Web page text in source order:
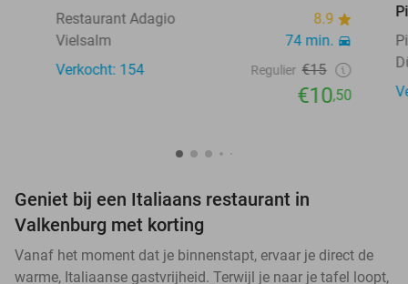
Restaurant Adagio
8.9
Vielsalm
74 min.
Verkocht: 154
Regulier €15
€10,50
Geniet bij een Italiaans restaurant in
Valkenburg met korting
Vanaf het moment dat je binnenstapt, ervaar je direct de
warme, Italiaanse gastvrijheid. Terwijl je naar je tafel loopt,